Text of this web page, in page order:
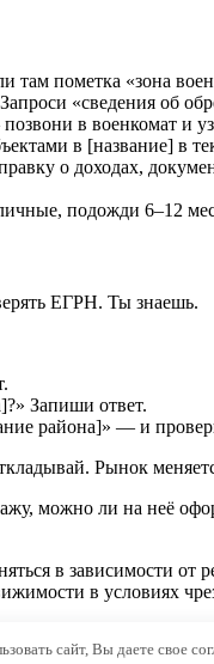
там пометка «зона
«сведения об
в военкомат и
в [название] в
о доходах,
подожди 6–12
ЕГРН. Ты знаешь.
Запиши ответ.
района]» — и
Рынок
можно ли на неё
в зависимости
в условиях
сайт, Вы даете свое